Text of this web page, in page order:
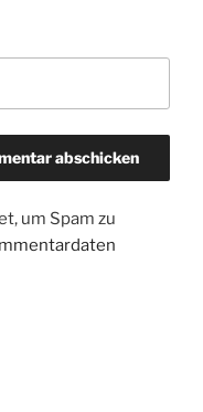
um Spam zu